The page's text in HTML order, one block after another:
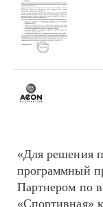
«Для решения
программный
Партнером по
«Спортивная»